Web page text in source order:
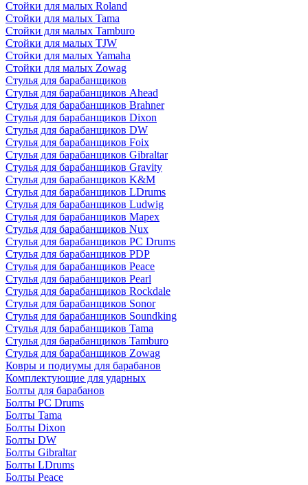
Стойки для малых Roland
Стойки для малых Tama
Стойки для малых Tamburo
Стойки для малых TJW
Стойки для малых Yamaha
Стойки для малых Zowag
Стулья для барабанщиков
Стулья для барабанщиков Ahead
Стулья для барабанщиков Brahner
Стулья для барабанщиков Dixon
Стулья для барабанщиков DW
Стулья для барабанщиков Foix
Стулья для барабанщиков Gibraltar
Стулья для барабанщиков Gravity
Стулья для барабанщиков K&M
Стулья для барабанщиков LDrums
Стулья для барабанщиков Ludwig
Стулья для барабанщиков Mapex
Стулья для барабанщиков Nux
Стулья для барабанщиков PC Drums
Стулья для барабанщиков PDP
Стулья для барабанщиков Peace
Стулья для барабанщиков Pearl
Стулья для барабанщиков Rockdale
Стулья для барабанщиков Sonor
Стулья для барабанщиков Soundking
Стулья для барабанщиков Tama
Стулья для барабанщиков Tamburo
Стулья для барабанщиков Zowag
Ковры и подиумы для барабанов
Комплектующие для ударных
Болты для барабанов
Болты PC Drums
Болты Tama
Болты Dixon
Болты DW
Болты Gibraltar
Болты LDrums
Болты Peace